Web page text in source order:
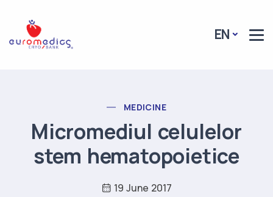
Header Logo EN
POST CATEGORY
MEDICINE
Micromediul celulelor
stem hematopoietice
19 June 2017